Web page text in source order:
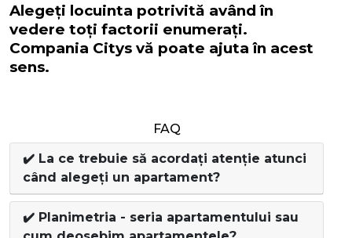
Alegeți locuinta potrivită având în
vedere toți factorii enumerați.
Compania Citys vă poate ajuta în acest
sens.
FAQ
✔️ La ce trebuie să acordați atenție atunci
când alegeți un apartament?
✔️ Planimetria - seria apartamentului sau